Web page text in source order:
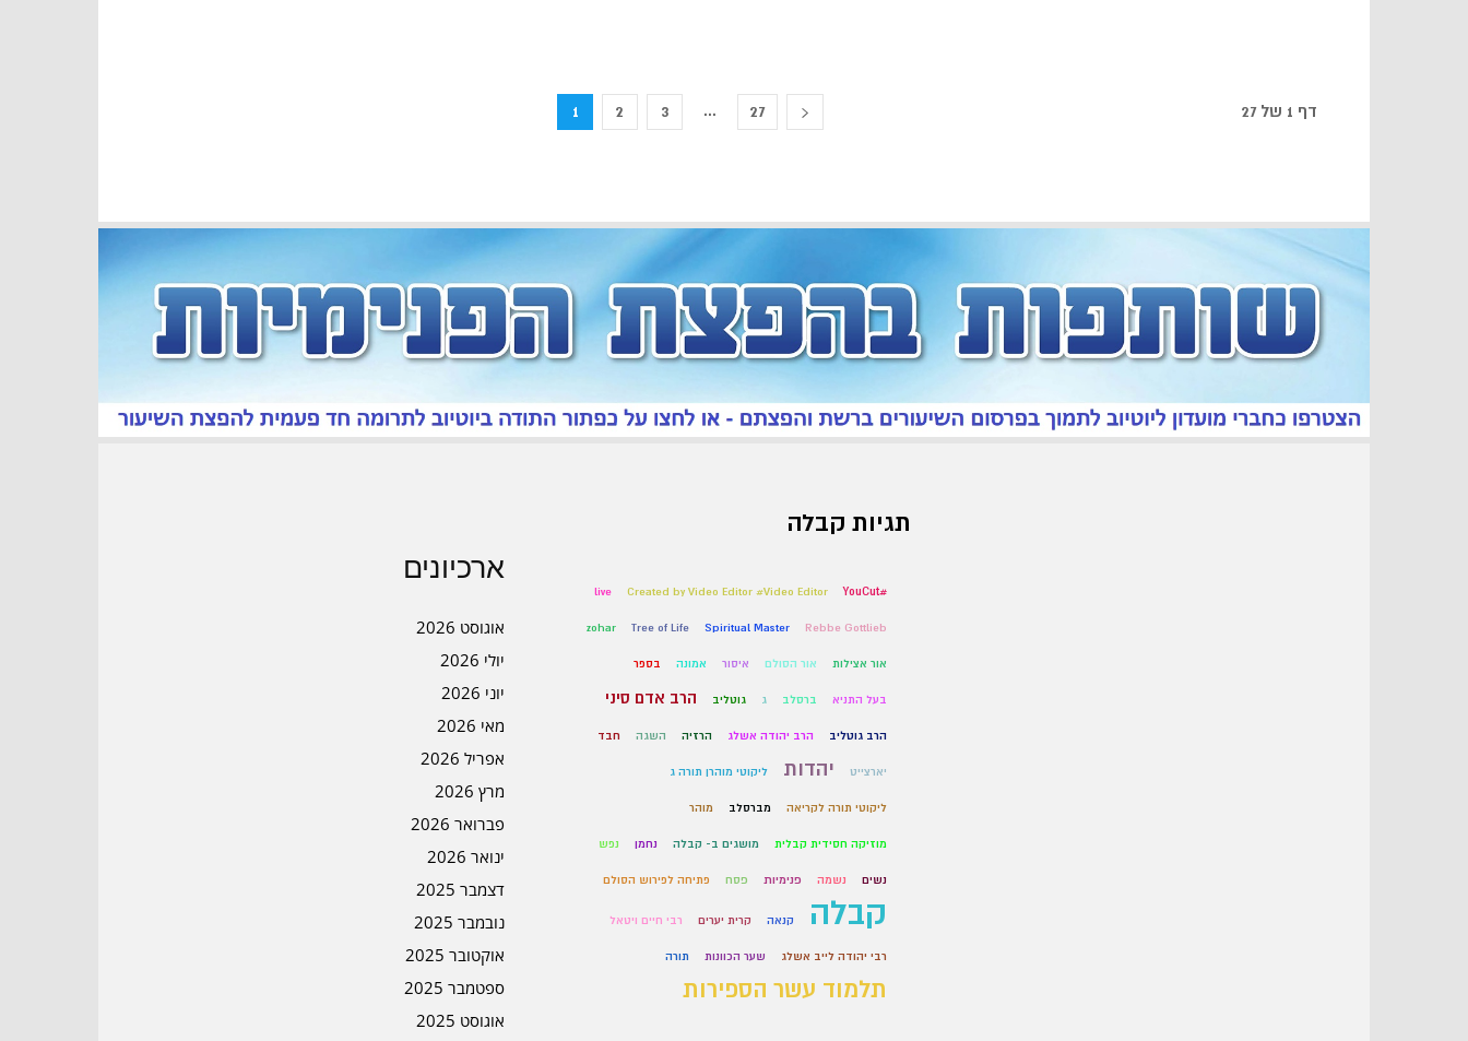
1 2 3 ... 27 דף 1 של 27
ארכיונים
אוגוסט 2026
יולי 2026
יוני 2026
מאי 2026
אפריל 2026
מרץ 2026
פברואר 2026
ינואר 2026
דצמבר 2025
נובמבר 2025
אוקטובר 2025
ספטמבר 2025
אוגוסט 2025
תגיות קבלה
#YouCut
Created by Video Editor #Video Editor
live
Rebbe Gottlieb
Spiritual Master
Tree of Life
zohar
אור אצילות אור הסולם איסור אמונה בספר
בעל התניא ברסלב ג גוטליב הרב אדם סיני
הרב גוטליב הרב יהודה אשלג הרזיה השגה חבד
יארצייט יהדות ליקוטי מוהרן תורה ג
ליקוטי תורה לקריאה מברסלב מוהר
מוזיקה חסידית קבלית מושגים ב- קבלה נחמן נפש
נשים נשמה פנימיות פסח פתיחה לפירוש הסולם
קבלה קנאה קרית יערים רבי חיים ויטאל
רבי יהודה לייב אשלג שער הכוונות תורה
תלמוד עשר הספירות